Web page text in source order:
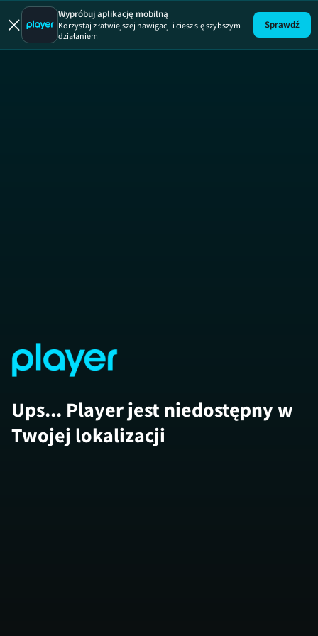
Wypróbuj aplikację mobilną
Korzystaj z łatwiejszej nawigacji i ciesz się szybszym
działaniem
Sprawdź
Ups... Player jest niedostępny w
Twojej lokalizacji